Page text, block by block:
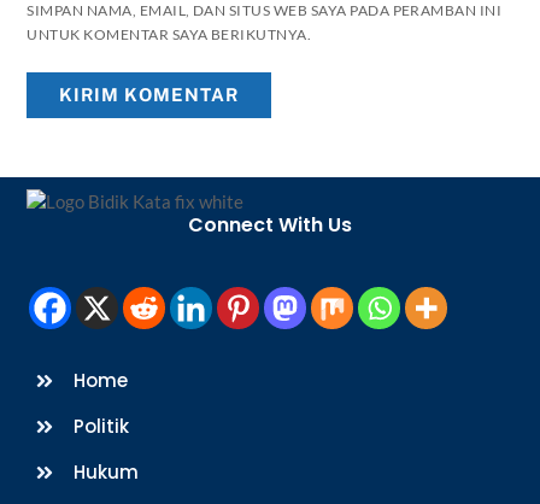
SIMPAN NAMA, EMAIL, DAN SITUS WEB SAYA PADA PERAMBAN INI
UNTUK KOMENTAR SAYA BERIKUTNYA.
Back
Connect With Us
Home
Politik
Hukum